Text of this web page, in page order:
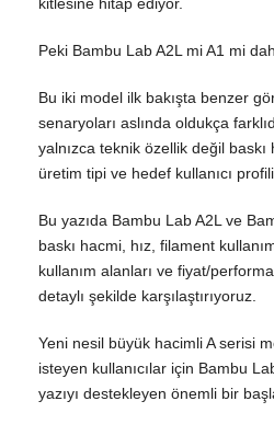
Peki Bambu Lab A2L mi A1 mi
Bu iki model ilk bakışta benzer
senaryoları aslında oldukça
yalnızca teknik özellik değil baskı
üretim tipi ve hedef kullanıcı
Bu yazıda Bambu Lab A2L ve
baskı hacmi, hız, filament
kullanım alanları ve fiyat/
detaylı şekilde karşılaştırıyoruz.
Yeni nesil büyük hacimli A serisi
isteyen kullanıcılar için Bambu
yazıyı destekleyen önemli bir